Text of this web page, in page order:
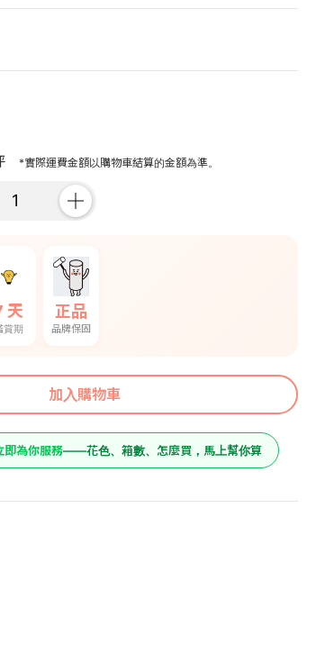
*實際運費金額以購物車結算的金額為準。
天
賞期
正品
品牌保固
加入購物車
即為你服務——花色、箱數、怎麼買，馬上幫你算
950